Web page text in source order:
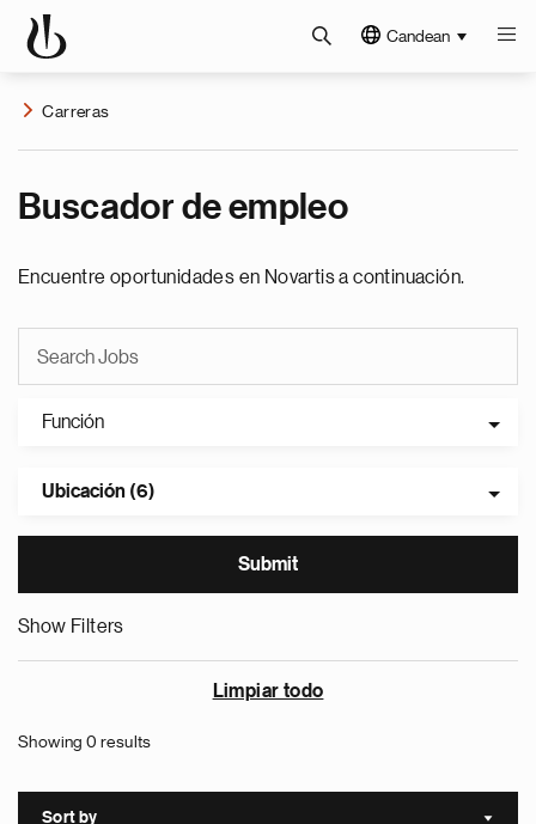
Candean
Carreras
Buscador de empleo
Encuentre oportunidades en Novartis a continuación.
Función
Ubicación (6)
Show Filters
Limpiar todo
Showing 0 results
Sort by